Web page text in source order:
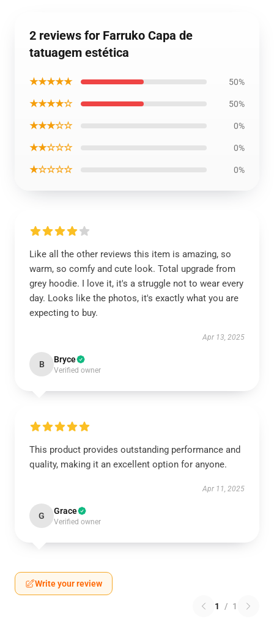
2 reviews for Farruko Capa de
tatuagem estética
★★★★★ 50%
★★★★☆ 50%
★★★☆☆ 0%
★★☆☆☆ 0%
★☆☆☆☆ 0%
Like all the other reviews this item is amazing, so
warm, so comfy and cute look. Total upgrade from
grey hoodie. I love it, it's a struggle not to wear every
day. Looks like the photos, it's exactly what you are
expecting to buy.
Apr 13, 2025
B Bryce
Verified owner
This product provides outstanding performance and
quality, making it an excellent option for anyone.
Apr 11, 2025
G Grace
Verified owner
Write your review
1 / 1